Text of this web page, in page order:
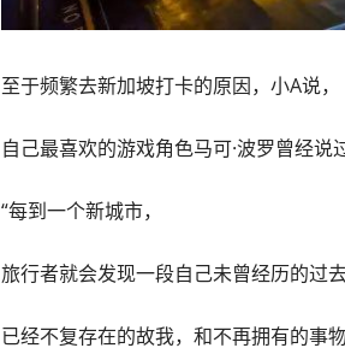
至于频繁去新加坡打卡的原因，小A说，
自己最喜欢的游戏角色马可·波罗曾经说过
“每到一个新城市，
旅行者就会发现一段自己未曾经历的过去
已经不复存在的故我，和不再拥有的事物